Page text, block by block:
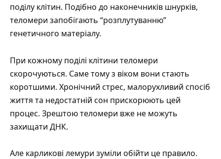
поділу клітин. Подібно до наконечників шнурків,
теломери запобігають “розплутуванню”
генетичного матеріалу.
При кожному поділі клітини теломери
скорочуються. Саме тому з віком вони стають
коротшими. Хронічний стрес, малорухливий спосіб
життя та недостатній сон прискорюють цей
процес. Зрештою теломери вже не можуть
захищати ДНК.
Але карликові лемури зуміли обійти це правило.